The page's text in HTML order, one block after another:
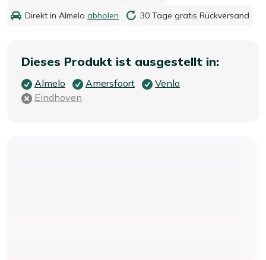
Direkt in Almelo abholen 30 Tage gratis Rückversand
Dieses Produkt ist ausgestellt in:
Almelo Amersfoort
Venlo
Eindhoven